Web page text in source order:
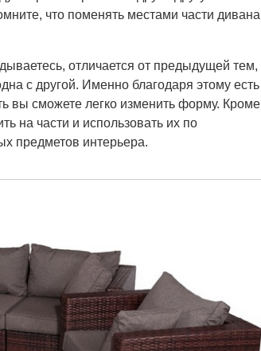
что поменять местами части дивана
отличается от предыдущей тем,
с другой. Именно благодаря этому есть
вы сможете легко изменить форму. Кроме
на части и использовать их по
предметов интерьера.